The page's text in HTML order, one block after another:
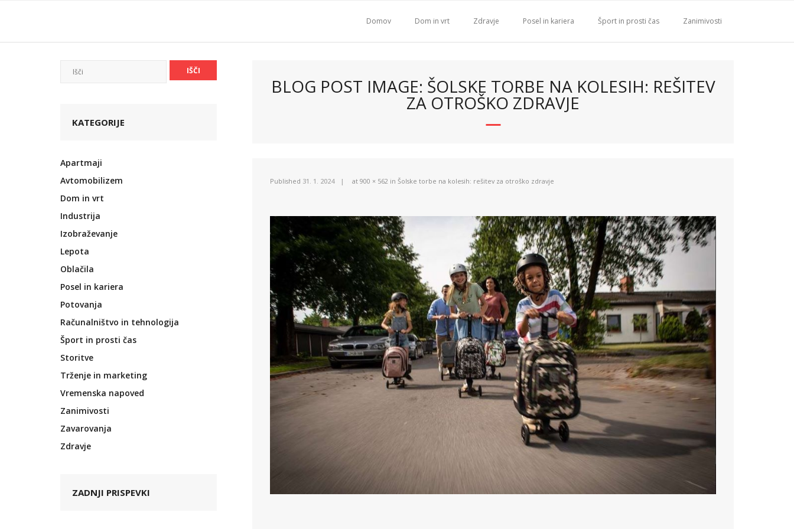
Domov Dom in vrt Zdravje Posel in kariera Šport in prosti čas Zanimivosti
BLOG POST IMAGE: ŠOLSKE TORBE NA KOLESIH: REŠITEV
ZA OTROŠKO ZDRAVJE
Published 31. 1. 2024 at 900 × 562 in Šolske torbe na kolesih: rešitev za otroško zdravje
KATEGORIJE
Apartmaji
Avtomobilizem
Dom in vrt
Industrija
Izobraževanje
Lepota
Oblačila
Posel in kariera
Potovanja
Računalništvo in tehnologija
Šport in prosti čas
Storitve
Trženje in marketing
Vremenska napoved
Zanimivosti
Zavarovanja
Zdravje
ZADNJI PRISPEVKI